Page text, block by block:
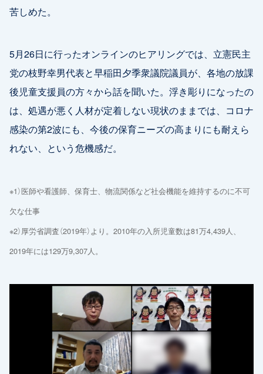
苦しめた。
5月26日に行ったオンラインのヒアリングでは、立憲民主
党の枝野幸男代表と早稲田夕季衆議院議員が、各地の放課
後児童支援員の方々から話を聞いた。浮き彫りになったの
は、処遇が悪く人材が定着しない現状のままでは、コロナ
感染の第2波にも、今後の保育ニーズの高まりにも耐えら
れない、という危機感だ。
※1）医師や看護師、保育士、物流関係など社会機能を維持するのに不可
欠な仕事
※2）厚労省調査（2019年）より。2010年の入所児童数は81万4,439人、
2019年には129万9,307人。